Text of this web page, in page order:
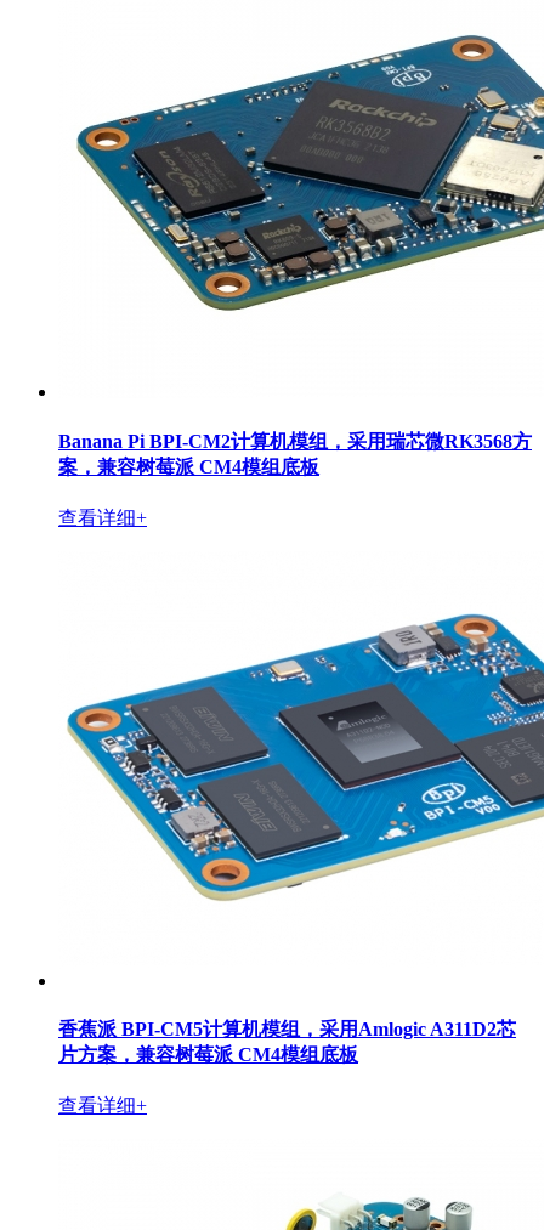
Banana Pi BPI-CM2计算机模组，采用瑞芯微RK3568方
案，兼容树莓派 CM4模组底板
查看详细+
香蕉派 BPI-CM5计算机模组，采用Amlogic A311D2芯
片方案，兼容树莓派 CM4模组底板
查看详细+